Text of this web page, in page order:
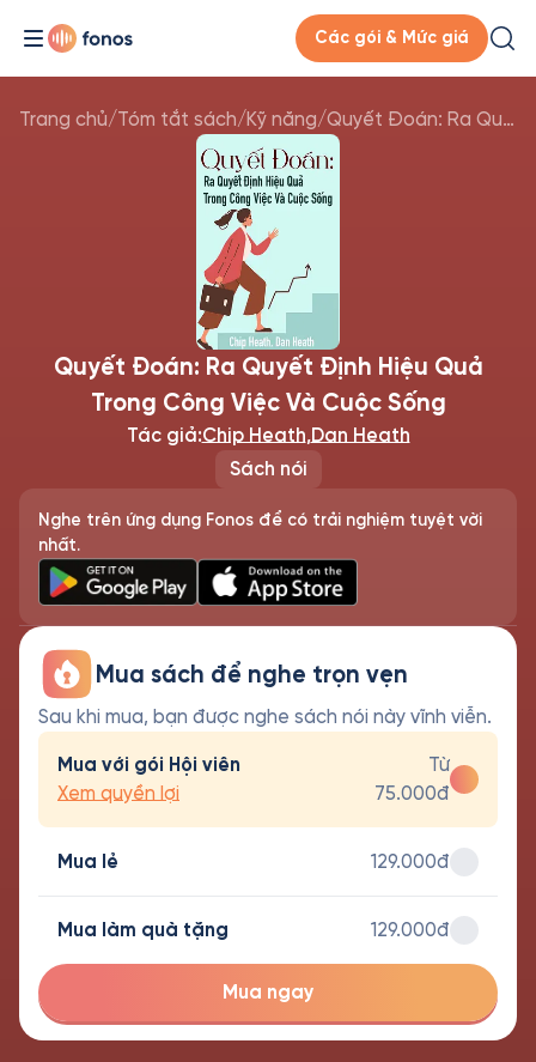
Các gói & Mức giá
Trang chủ/Tóm tắt sách/Kỹ năng/ Quyết Đoán: Ra Quyết Định Hiệu Quả Trong Công Việc Và Cuộc Sống
Sách nói
Quyết Đoán: Ra Quyết Định Hiệu Quả
Trong Công Việc Và Cuộc Sống
Tác giả:Chip Heath,Dan Heath
Nghe trên ứng dụng Fonos để có trải nghiệm tuyệt vời
nhất.
Mua sách để nghe trọn vẹn
Sau khi mua, bạn được nghe sách nói này vĩnh viễn.
Mua với gói Hội viên
Xem quyền lợi
Từ
75.000đ
Mua lẻ 129.000đ
Mua làm quà tặng 129.000đ
Mua ngay